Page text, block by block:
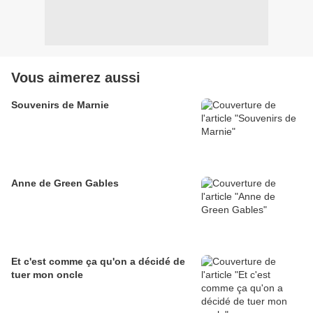
Vous aimerez aussi
Souvenirs de Marnie
Anne de Green Gables
Et c'est comme ça qu'on a décidé de
tuer mon oncle